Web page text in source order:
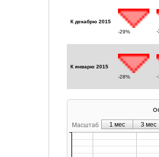
К декабрю 2015
-29%
-
К январю 2015
-28%
-
Масштаб 1 мес 3 мес